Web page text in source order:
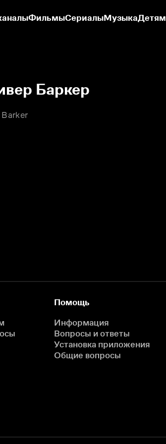
ФильмыСериалыМузыкаДетям
Баркер
Помощь
Информация
Вопросы и ответы
Установка приложения
Общие вопросы